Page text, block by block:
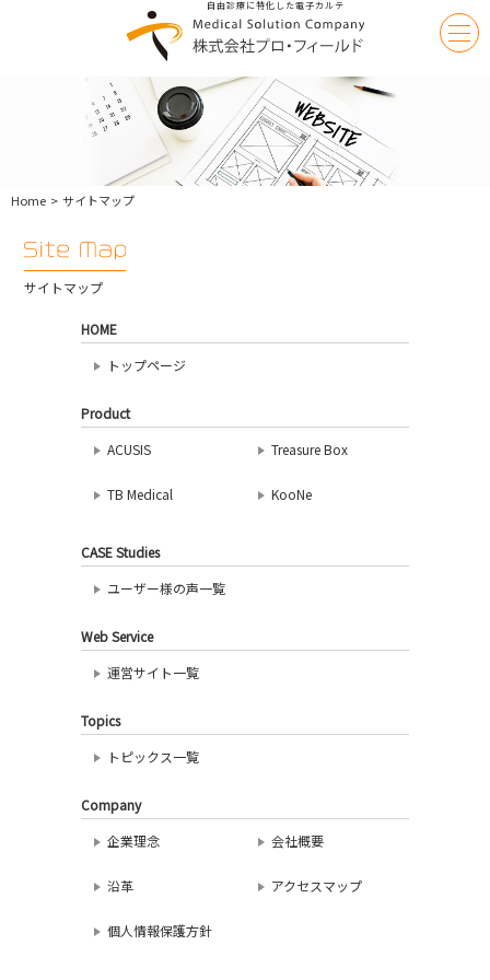
自由診療に特化した電子カルテ
プ
フ
ィ
ー
Home サイトマップ
Site
Map
サイトマップ
HOME
トップページ
Product
ACUSIS
Treasure Box
TB Medical KooNe
CASE Studies
ユーザー様の声一覧
Web Service
運営サイト一覧
Topics
トピックス一覧
Company
企業理念
会社概要
沿革 アクセスマップ
個人情報保護方針